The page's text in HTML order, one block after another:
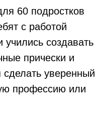
60 подростков
с работой
создавать
прически и
сделать уверенный
профессию или